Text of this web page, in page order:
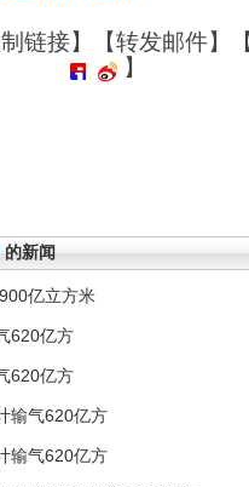
链接】【转发邮件】
】
的新闻
亿立方米
620亿方
620亿方
输气620亿方
输气620亿方